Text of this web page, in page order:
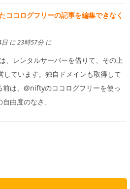
ココログフリーの記事を編集できなく
に 23時57分 に
、レンタルサーバーを借りて、その上
ています。独自ドメインも取得して
は、@niftyのココログフリーを使っ
由度のなさ、